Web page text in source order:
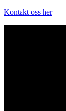
Kontakt oss her